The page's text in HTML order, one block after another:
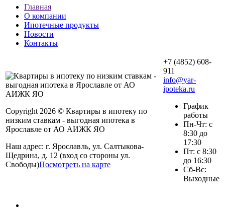
Главная
О компании
Ипотечные продукты
Новости
Контакты
Copyright 2026 © Квартиры в ипотеку по
низким ставкам - выгодная ипотека в
Ярославле от АО АИЖК ЯО
Наш адрес: г. Ярославль, ул. Салтыкова-
Щедрина, д. 12 (вход со стороны ул.
Свободы)Посмотреть на карте
+7 (4852) 608-
911
info@yar-
ipoteka.ru
График
работы
Пн-Чт: с
8:30 до
17:30
Пт: с 8:30
до 16:30
Сб-Вс:
Выходные